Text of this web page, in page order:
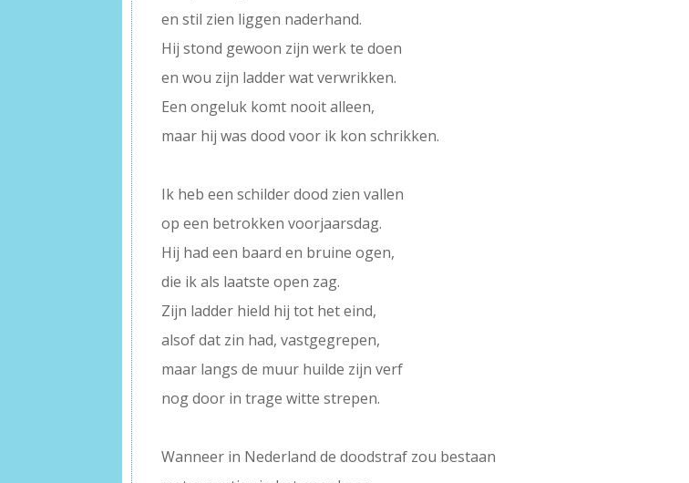
en stil zien liggen naderhand.
Hij stond gewoon zijn werk te doen
en wou zijn ladder wat verwrikken.
Een ongeluk komt nooit alleen,
maar hij was dood voor ik kon schrikken.
Ik heb een schilder dood zien vallen
op een betrokken voorjaarsdag.
Hij had een baard en bruine ogen,
die ik als laatste open zag.
Zijn ladder hield hij tot het eind,
alsof dat zin had, vastgegrepen,
maar langs de muur huilde zijn verf
nog door in trage witte strepen.
Wanneer in Nederland de doodstraf zou bestaan